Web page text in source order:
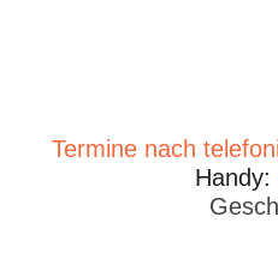
Termine nach
Handy: